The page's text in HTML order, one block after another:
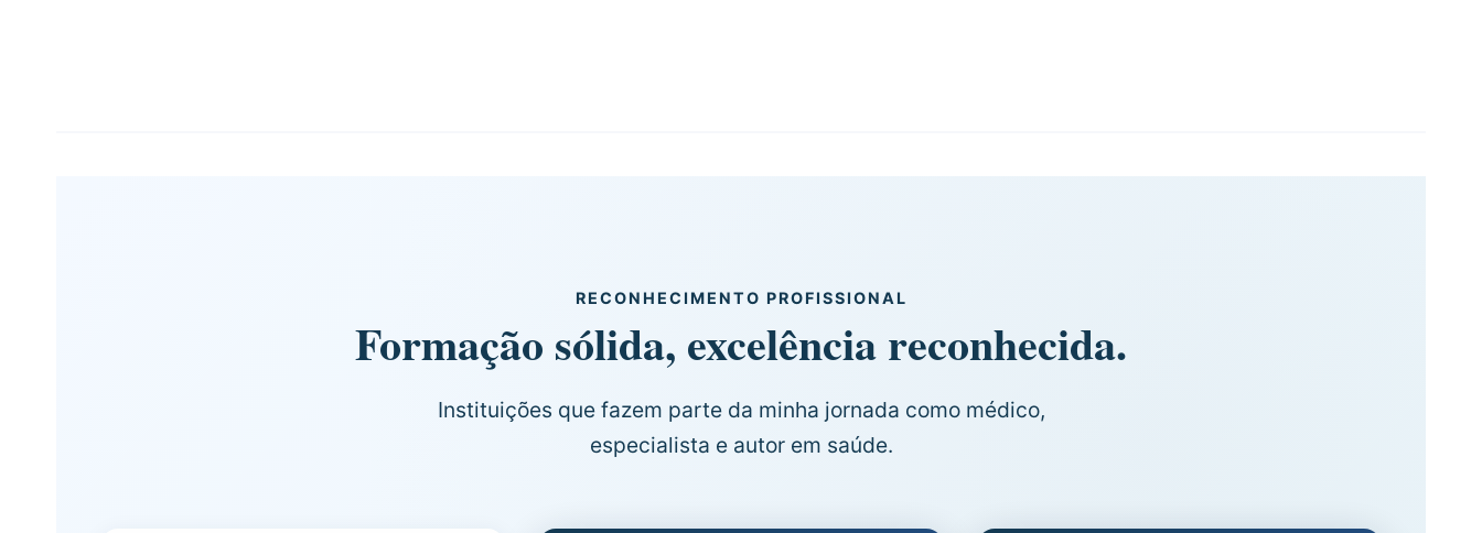
RECONHECIMENTO PROFISSIONAL
Formação sólida, excelência reconhecida.
Instituições que fazem parte da minha jornada como médico,
especialista e autor em saúde.